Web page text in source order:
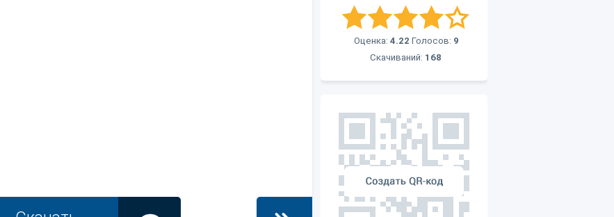
Оценка: 4.22 Голосов: 9
Скачиваний: 168